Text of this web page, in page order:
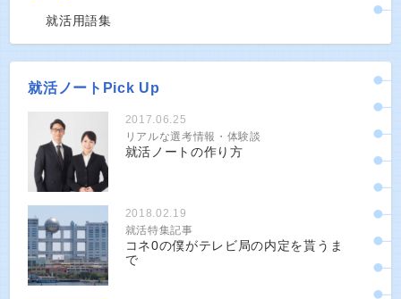
就活用語集
就活ノートPick Up
2017.06.25
リアルな選考情報・体験談
就活ノートの作り方
2018.02.19
就活特集記事
コネ0の僕がテレビ局の内定を貰うま
で